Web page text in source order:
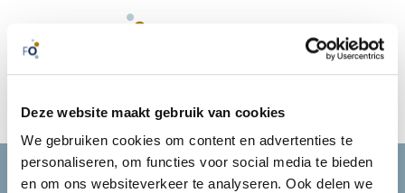
Deze website maakt gebruik van cookies
We gebruiken cookies om content en advertenties te
personaliseren, om functies voor social media te bieden
en om ons websiteverkeer te analyseren. Ook delen we
100% tevredenheid